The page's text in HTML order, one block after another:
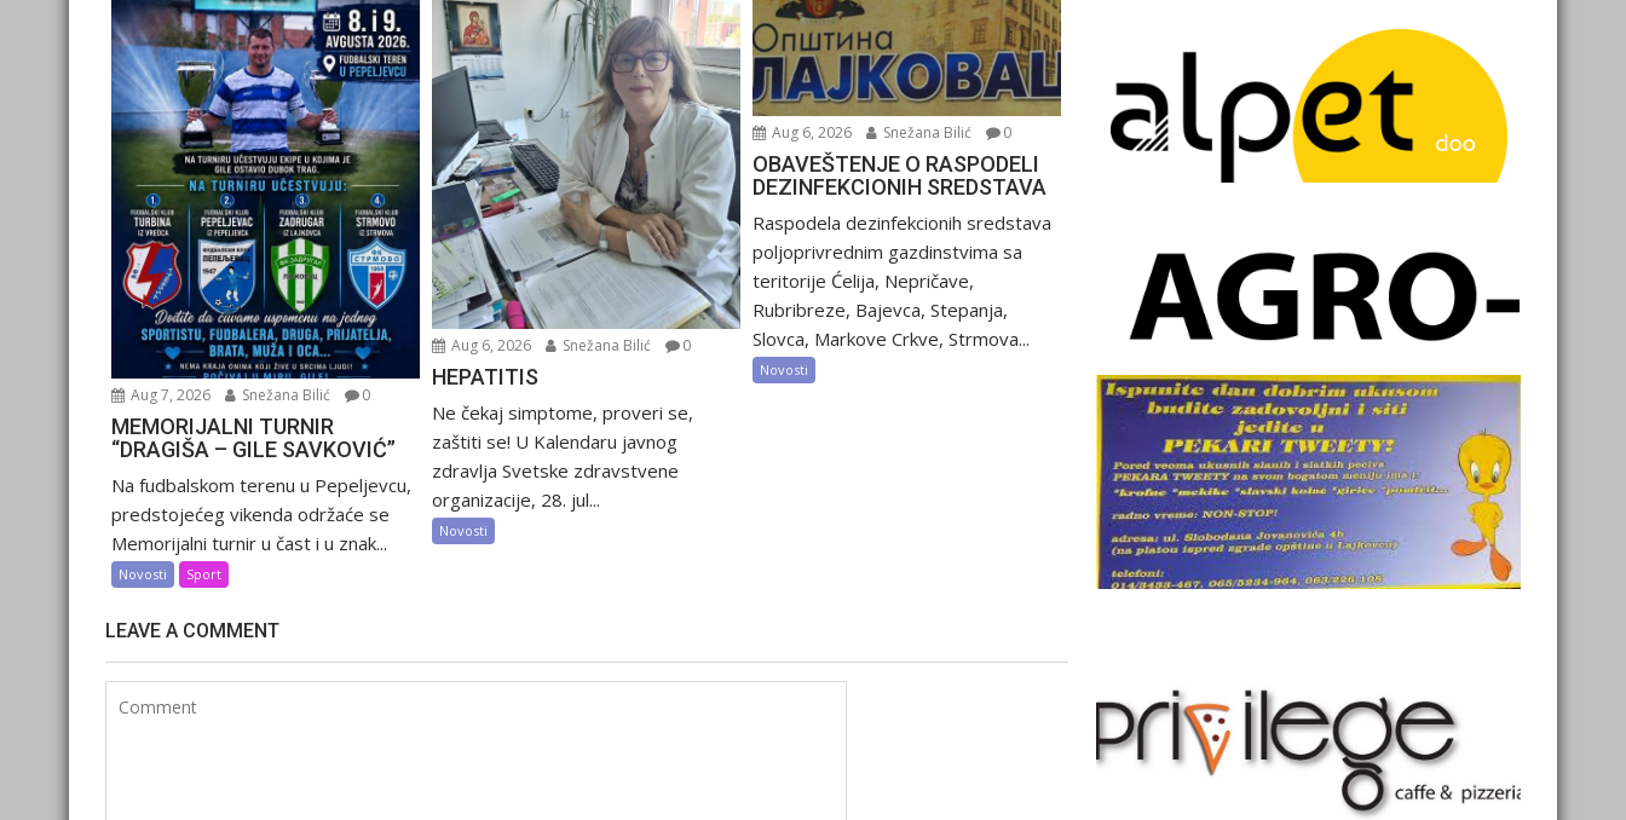
Aug 7, 2026 Snežana Bilić 0
MEMORIJALNI TURNIR
“DRAGIŠA – GILE SAVKOVIĆ”
Na fudbalskom terenu u Pepeljevcu,
predstojećeg vikenda održaće se
Memorijalni turnir u čast i u znak...
Novosti Sport
Aug 6, 2026 Snežana Bilić 0
HEPATITIS
Ne čekaj simptome, proveri se,
zaštiti se! U Kalendaru javnog
zdravlja Svetske zdravstvene
organizacije, 28. jul...
Novosti
Aug 6, 2026 Snežana Bilić 0
OBAVEŠTENJE O RASPODELI
DEZINFEKCIONIH SREDSTAVA
Raspodela dezinfekcionih sredstava
poljoprivrednim gazdinstvima sa
teritorije Ćelija, Nepričave,
Rubribreze, Bajevca, Stepanja,
Slovca, Markove Crkve, Strmova...
Novosti
LEAVE A COMMENT